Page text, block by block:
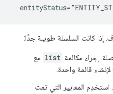
إجراء مكالمة list مع
قائمة واحدة.
استخدِم المعايير التي تمت